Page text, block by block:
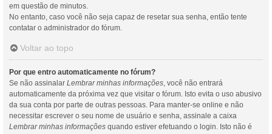
em questão de minutos.
No entanto, caso você não seja capaz de resetar sua senha, então tente
contatar o administrador do fórum.
Voltar ao topo
Por que entro automaticamente no fórum?
Se não assinalar Lembrar minhas informações, você não entrará
automaticamente da próxima vez que visitar o fórum. Isto evita o uso abusivo
da sua conta por parte de outras pessoas. Para manter-se online e não
necessitar escrever o seu nome de usuário e senha, assinale a caixa
Lembrar minhas informações quando estiver efetuando o login. Isto não é